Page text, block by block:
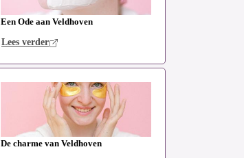
Een Ode aan Veldhoven
Lees verder
De charme van Veldhoven